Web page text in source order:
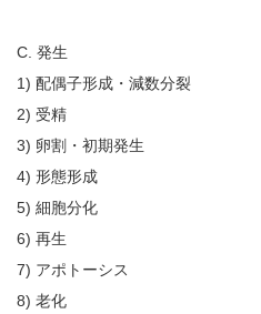
C. 発生
1) 配偶子形成・減数分裂
2) 受精
3) 卵割・初期発生
4) 形態形成
5) 細胞分化
6) 再生
7) アポトーシス
8) 老化